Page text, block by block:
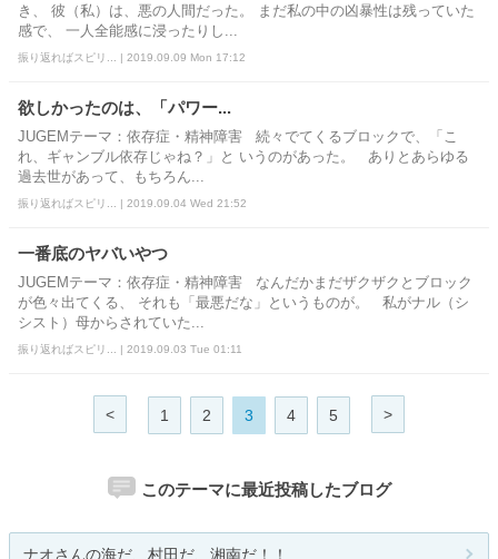
き、 彼（私）は、悪の人間だった。 まだ私の中の凶暴性は残っていた
感で、 一人全能感に浸ったりし...
振り返ればスピリ... | 2019.09.09 Mon 17:12
欲しかったのは、「パワー...
JUGEMテーマ：依存症・精神障害 続々でてくるブロックで、「こ
れ、ギャンブル依存じゃね？」と いうのがあった。 ありとあらゆる
過去世があって、もちろん...
振り返ればスピリ... | 2019.09.04 Wed 21:52
一番底のヤバいやつ
JUGEMテーマ：依存症・精神障害 なんだかまだザクザクとブロック
が色々出てくる、 それも「最悪だな」というものが。 私がナル（シ
シスト）母からされていた...
振り返ればスピリ... | 2019.09.03 Tue 01:11
< 1 2 3 4 5 >
このテーマに最近投稿したブログ
ナオさんの海だ、村田だ、湘南だ！！